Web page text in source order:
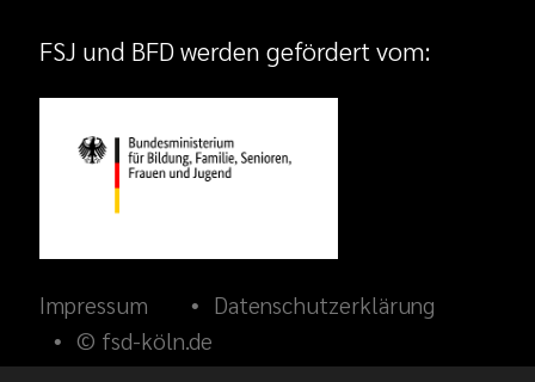
FSJ und BFD werden gefördert vom:
Impressum
Datenschutzerklärung
© fsd-köln.de